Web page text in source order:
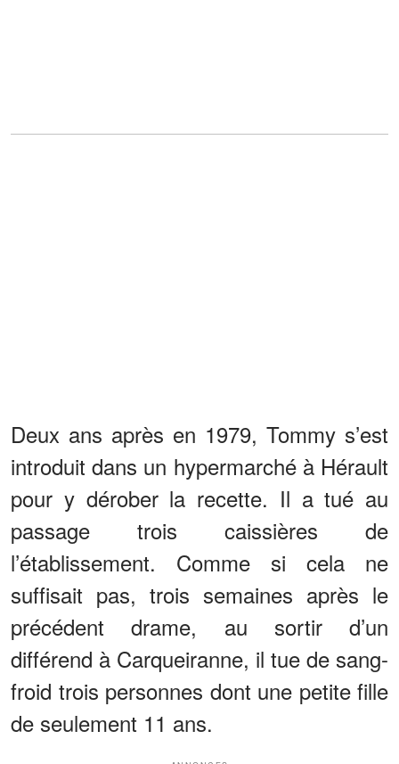
Deux ans après en 1979, Tommy s’est
introduit dans un hypermarché à Hérault
pour y dérober la recette. Il a tué au
passage trois caissières de
l’établissement. Comme si cela ne
suffisait pas, trois semaines après le
précédent drame, au sortir d’un
différend à Carqueiranne, il tue de sang-
froid trois personnes dont une petite fille
de seulement 11 ans.